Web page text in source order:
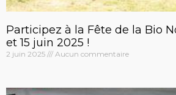
Participez à la Fête de la Bio
et 15 juin 2025 !
2 juin 2025 Aucun commentaire